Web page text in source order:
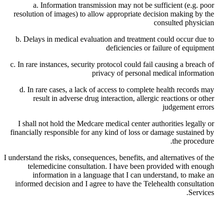
a. Information transmission may not be sufficient (e.g. poor
resolution of images) to allow appropriate decision making by the
consulted physician
b. Delays in medical evaluation and treatment could occur due to
deficiencies or failure of equipment
c. In rare instances, security protocol could fail causing a breach of
privacy of personal medical information
d. In rare cases, a lack of access to complete health records may
result in adverse drug interaction, allergic reactions or other
judgement errors
I shall not hold the Medcare medical center authorities legally or
financially responsible for any kind of loss or damage sustained by
the procedure.
I understand the risks, consequences, benefits, and alternatives of the
telemedicine consultation. I have been provided with enough
information in a language that I can understand, to make an
informed decision and I agree to have the Telehealth consultation
Services.